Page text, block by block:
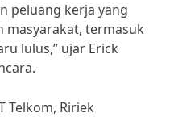
peluang kerja yang
masyarakat, termasuk
lulus,” ujar Erick
Telkom, Ririek